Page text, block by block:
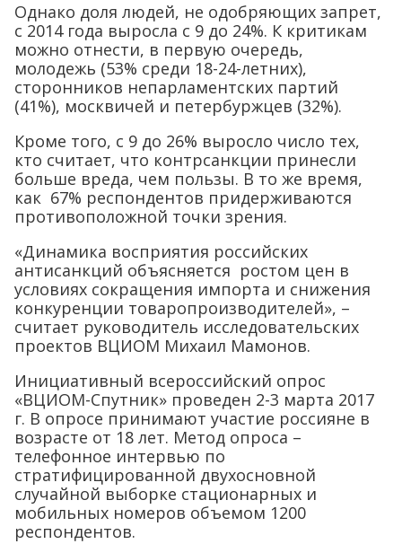
Однако доля людей, не одобряющих запрет,
с 2014 года выросла с 9 до 24%. К критикам
можно отнести, в первую очередь,
молодежь (53% среди 18-24-летних),
сторонников непарламентских партий
(41%), москвичей и петербуржцев (32%).
Кроме того, с 9 до 26% выросло число тех,
кто считает, что контрсанкции принесли
больше вреда, чем пользы. В то же время,
как 67% респондентов придерживаются
противоположной точки зрения.
«Динамика восприятия российских
антисанкций объясняется ростом цен в
условиях сокращения импорта и снижения
конкуренции товаропроизводителей», –
считает руководитель исследовательских
проектов ВЦИОМ Михаил Мамонов.
Инициативный всероссийский опрос
«ВЦИОМ-Спутник» проведен 2-3 марта 2017
г. В опросе принимают участие россияне в
возрасте от 18 лет. Метод опроса –
телефонное интервью по
стратифицированной двухосновной
случайной выборке стационарных и
мобильных номеров объемом 1200
респондентов.